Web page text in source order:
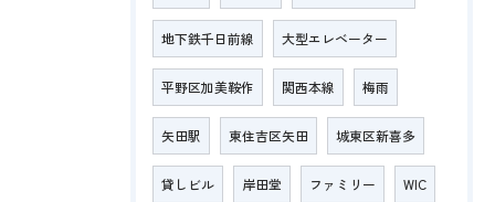
地下鉄千日前線 大型エレベーター
平野区加美鞍作 関西本線 梅雨
矢田駅 東住吉区矢田 城東区新喜多
貸しビル 岸田堂 ファミリー WIC